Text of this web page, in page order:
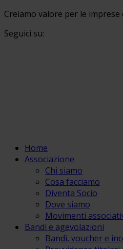
Creiamo valore per le
Seguici su:
Home
Associazione
Chi siamo
Cosa facciamo
Diventa Socio
Dove siamo
Movimenti
Bandi e agevolazioni
Bandi, voucher e